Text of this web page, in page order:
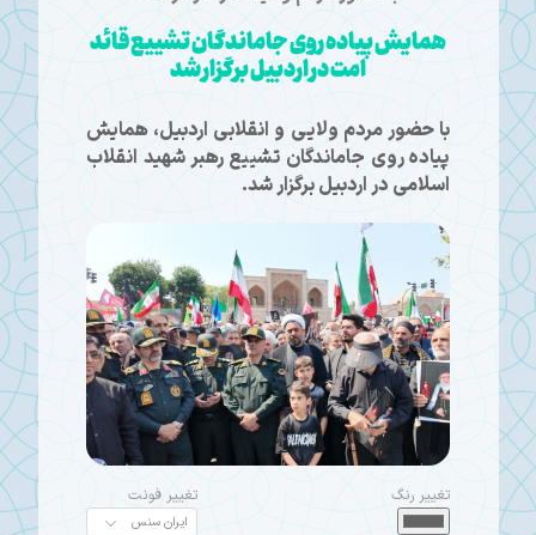
همایش پیاده روی جاماندگان تشییع قائد
امت در اردبیل برگزار شد
با حضور مردم ولایی و انقلابی اردبیل، همایش
پیاده روی جاماندگان تشییع رهبر شهید انقلاب
اسلامی در اردبیل برگزار شد.
تغییر رنگ تغییر فونت